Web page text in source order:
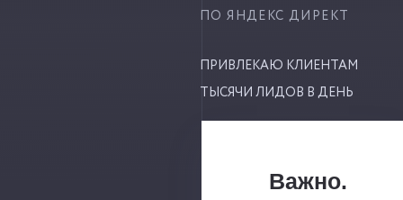
ПО ЯНДЕКС ДИРЕКТ
ПРИВЛЕКАЮ КЛИЕНТАМ
ТЫСЯЧИ ЛИДОВ В ДЕНЬ
Важно.